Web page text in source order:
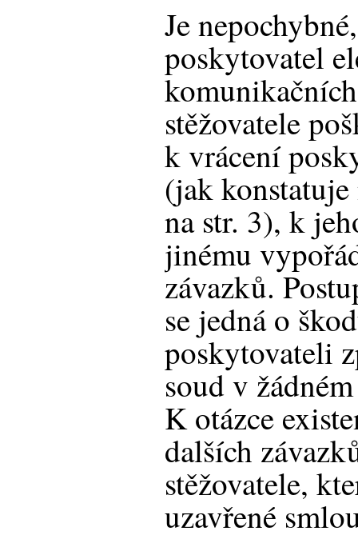
Je
poskytovatel
stěžovatele
k vrácení
(jak
na str. 3), k
jinému
závazků.
se jedná o
poskytovateli
soud v
K otázce
dalších
stěžovatele,
uzavřené